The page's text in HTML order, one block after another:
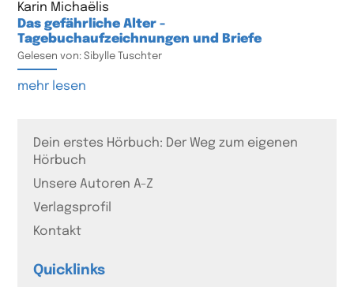
Karin Michaëlis
Das gefährliche Alter -
Tagebuchaufzeichnungen und Briefe
Gelesen von: Sibylle Tuschter
mehr lesen
Dein erstes Hörbuch: Der Weg zum eigenen
Hörbuch
Unsere Autoren A-Z
Verlagsprofil
Kontakt
Quicklinks